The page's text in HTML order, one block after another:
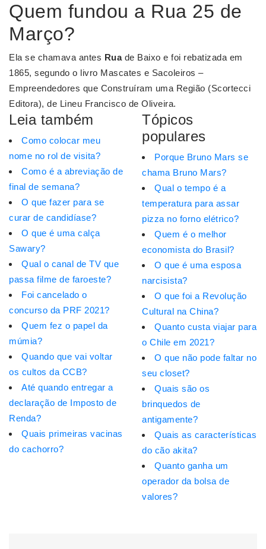
Quem fundou a Rua 25 de
Março?
Ela se chamava antes Ruade Baixo e foi rebatizada em
1865, segundo o livro Mascates e Sacoleiros –
Empreendedores que Construíram uma Região (Scortecci
Editora), de Lineu Francisco de Oliveira.
Leia também
Como colocar meu
nome no rol de visita?
Como é a abreviação de
final de semana?
O que fazer para se
curar de candidíase?
O que é uma calça
Sawary?
Qual o canal de TV que
passa filme de faroeste?
Foi cancelado o
concurso da PRF 2021?
Quem fez o papel da
múmia?
Quando que vai voltar
os cultos da CCB?
Até quando entregar a
declaração de Imposto de
Renda?
Quais primeiras vacinas
do cachorro?
Tópicos
populares
Porque Bruno Mars se
chama Bruno Mars?
Qual o tempo é a
temperatura para assar
pizza no forno elétrico?
Quem é o melhor
economista do Brasil?
O que é uma esposa
narcisista?
O que foi a Revolução
Cultural na China?
Quanto custa viajar para
o Chile em 2021?
O que não pode faltar no
seu closet?
Quais são os
brinquedos de
antigamente?
Quais as características
do cão akita?
Quanto ganha um
operador da bolsa de
valores?